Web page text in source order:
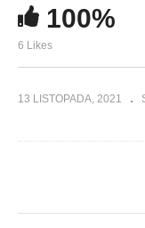
100%
6 Likes
13 LISTOPADA, 2021